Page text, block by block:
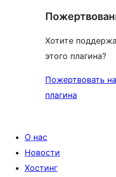
Хотите
этого плагина?
Пожертвовать
плагина
О нас
Новости
Хостинг